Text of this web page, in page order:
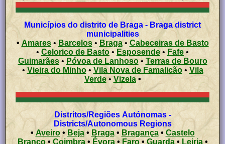
Municípios do distrito de Braga - Braga district
municipalities
• Amares• Barcelos• Braga• Cabeceiras de Basto
• Celorico de Basto • Esposende • Fafe •
Guimarães• Póvoa de Lanhoso• Terras de Bouro
• Vieira do Minho• Vila Nova de Famalicão• Vila
Verde•Vizela •
Distritos/Regiões Autónomas -
Districts/Autonomous Regions
• Aveiro• Beja• Braga• Bragança• Castelo
Branco• Coimbra• Évora• Faro• Guarda• Leiria•